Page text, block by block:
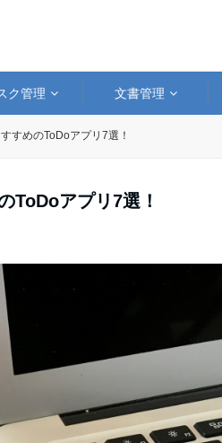
ク管理 文書管理
すめのToDoアプリ7選！
ToDoアプリ7選！